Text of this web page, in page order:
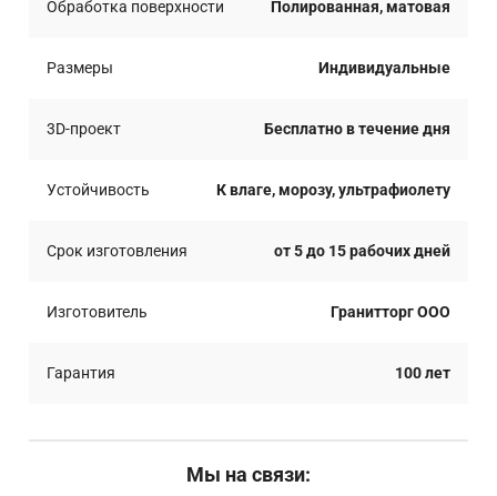
Обработка поверхности Полированная, матовая
Размеры Индивидуальные
3D-проект Бесплатно в течение дня
Устойчивость К влаге, морозу, ультрафиолету
Срок изготовления от 5 до 15 рабочих дней
Изготовитель Гранитторг ООО
Гарантия 100 лет
Мы на связи: